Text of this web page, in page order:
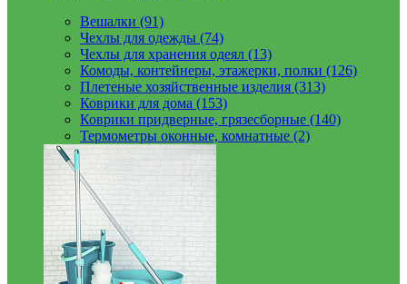
Вешалки (91)
Чехлы для одежды (74)
Чехлы для хранения одеял (13)
Комоды, контейнеры, этажерки, полки (126)
Плетеные хозяйственные изделия (313)
Коврики для дома (153)
Коврики придверные, грязесборные (140)
Термометры оконные, комнатные (2)